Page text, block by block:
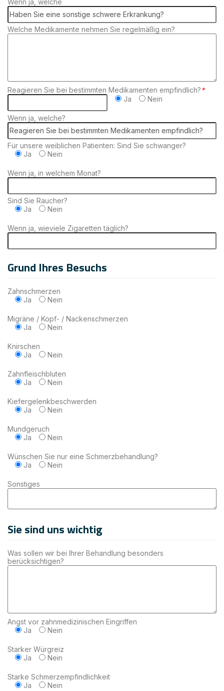
Wenn ja, welche
Welche Medikamente nehmen Sie regelmäßig ein?
Reagieren Sie bei bestimmten Medikamenten empfindlich?*
Ja
Nein
Wenn ja, welche?
Für unsere weiblichen Patienten: Sind Sie schwanger?
Ja
Nein
Wenn ja, in welchem Monat?
Sind Sie Raucher?
Ja
Nein
Wenn ja, wieviele Zigaretten täglich?
Grund Ihres Besuchs
Zahnschmerzen
Ja
Nein
Migräne / Kopf- / Nackenschmerzen
Ja
Nein
Knirschen
Ja
Nein
Zahnfleischbluten
Ja
Nein
Kiefergelenkbeschwerden
Ja
Nein
Mundgeruch
Ja
Nein
Wünschen Sie nur eine Schmerzbehandlung?
Ja
Nein
Sonstiges
Sie sind uns wichtig
Was sollen wir bei Ihrer Behandlung besonders
berücksichtigen?
Angst vor zahnmedizinischen Eingriffen
Ja
Nein
Starker Würgreiz
Ja
Nein
Starke Schmerzempfindlichkeit
Ja
Nein